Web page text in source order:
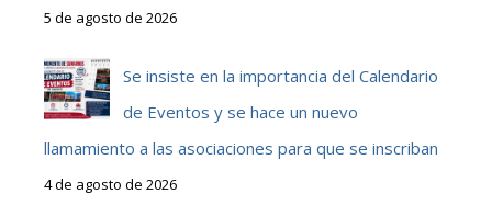
5 de agosto de 2026
Se insiste en la importancia del Calendario
de Eventos y se hace un nuevo
llamamiento a las asociaciones para que se inscriban
4 de agosto de 2026